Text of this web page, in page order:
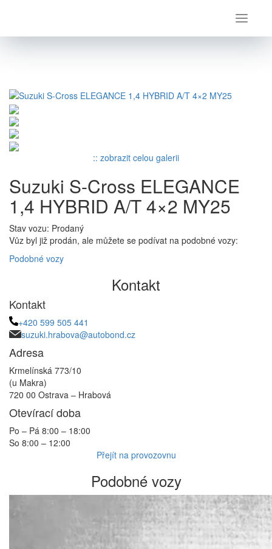
Suzuki S-Cross ELEGANCE 1,4 HYBRID A/T 4×2 MY25
:: zobrazit celou galerii
Suzuki S-Cross ELEGANCE
1,4 HYBRID A/T 4×2 MY25
Stav vozu: Prodaný
Vůz byl již prodán, ale můžete se podívat na podobné vozy:
Podobné vozy
Kontakt
Kontakt
+420 599 505 441
suzuki.hrabova@autobond.cz
Adresa
Krmelínská 773/10
(u Makra)
720 00 Ostrava – Hrabová
Otevírací doba
Po – Pá 8:00 – 18:00
So 8:00 – 12:00
Přejít na provozovnu
Podobné vozy